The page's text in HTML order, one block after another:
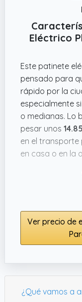
Eléctrico
Este patinete
pensado para
rápido por la
especialmente
o medianas. Lo
pesar unos
en el
en casa o en la
Una de las
pantalla LED
y demás info
desde una app
las luces hasta
aguanta hasta
y los
con pinazos o
Ver precio de
¿Qué vamos a